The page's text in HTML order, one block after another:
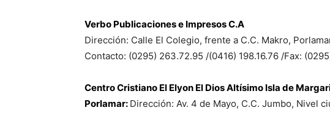
Verbo Publicaciones e Impresos C.A
Dirección: Calle El Colegio, frente a C.C. Makro,
Contacto: (0295) 263.72.95 /(0416) 198.16.76 /Fax:
Centro Cristiano El Elyon El Dios Altísimo Isla de
Porlamar: Dirección: Av. 4 de Mayo, C.C. Jumbo, Nivel